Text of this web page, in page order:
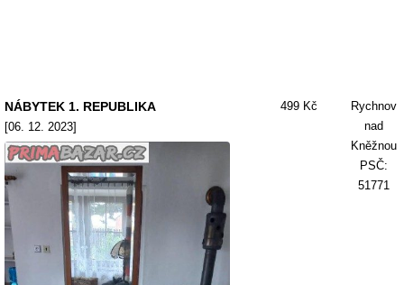
NÁBYTEK 1. REPUBLIKA
[06. 12. 2023]
499 Kč
Rychnov
nad
Kněžnou
PSČ:
51771